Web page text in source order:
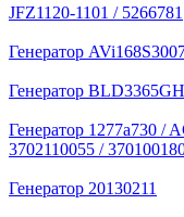
JFZ1120-1101 / 5266781
Генератор
Генератор
Генератор 1277a730 /
3702110055 /
Генератор 20130211